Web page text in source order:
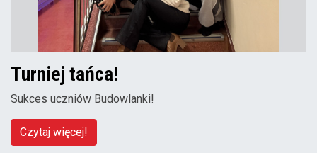
Turniej tańca!
Sukces uczniów Budowlanki!
Czytaj więcej!